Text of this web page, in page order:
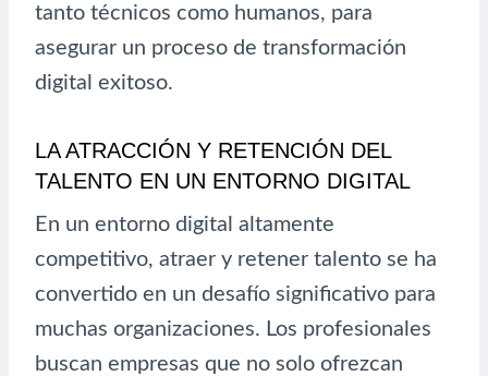
tanto técnicos como humanos, para
asegurar un proceso de transformación
digital exitoso.
LA ATRACCIÓN Y RETENCIÓN DEL
TALENTO EN UN ENTORNO DIGITAL
En un entorno digital altamente
competitivo, atraer y retener talento se ha
convertido en un desafío significativo para
muchas organizaciones. Los profesionales
buscan empresas que no solo ofrezcan